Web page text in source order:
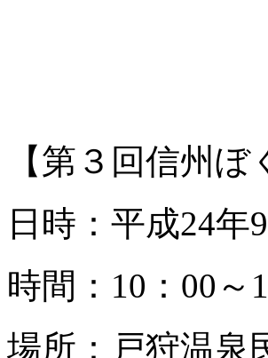
【第３回信州
日時：平成24
時間：10：00～
場所：戸狩温泉